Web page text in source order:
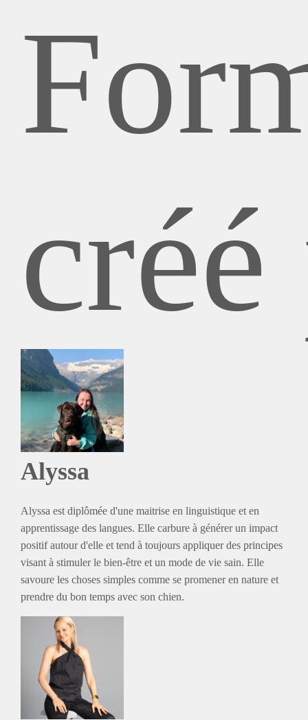
Alyssa
Alyssa est diplômée d'une maitrise en linguistique et en
apprentissage des langues. Elle carbure à générer un impact
positif autour d'elle et tend à toujours appliquer des principes
visant à stimuler le bien-être et un mode de vie sain. Elle
savoure les choses simples comme se promener en nature et
prendre du bon temps avec son chien.